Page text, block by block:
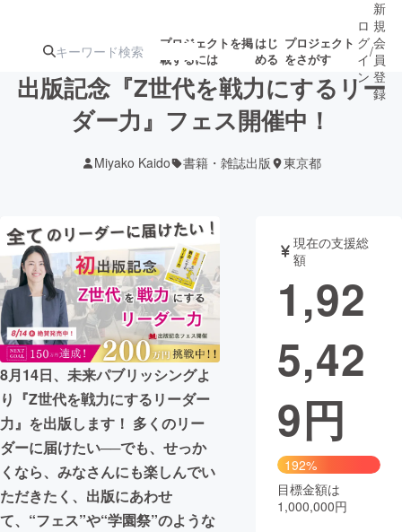
プロジェクトを掲
載するには
はじ
める
プロジェクト
をさがす
ターン
注目の新着プロ
ジェクト
募集終了が近いプ
ロジェクト
アート・写真 音楽
テクノロジー・ガジェット ゲーム・サ
映像・映画
ビジネス・起業
まちづくり・地域活性化
CAMPFIRE for Social Good
CAMPFIRE Creation
CAMPFIREふるさと納税machi-ya コミュニティ
ロ
グ
イ
ン
/
新
規
会
員
登
録
出版記念『Z世代を戦力にするリー
ダー力』フェス開催中！
Miyako Kaido 書籍・雑誌出版 東京都
8月14日、未来パブリッシングよ
り『Z世代を戦力にするリーダー
力』を出版します！ 多くのリー
ダーに届けたい──でも、せっか
くなら、みなさんにも楽しんでい
ただきたく、出版にあわせ
て、“フェス”や“学園祭”のような
現在の支援総
額
1,92
5,42
9円
192%
目標金額は
1,000,000円